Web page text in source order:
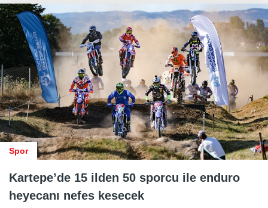
Spor
Kartepe’de 15 ilden 50 sporcu ile enduro
heyecanı nefes kesecek